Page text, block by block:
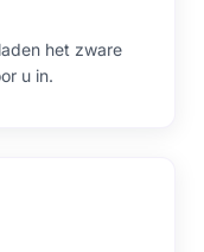
het zware
u in.